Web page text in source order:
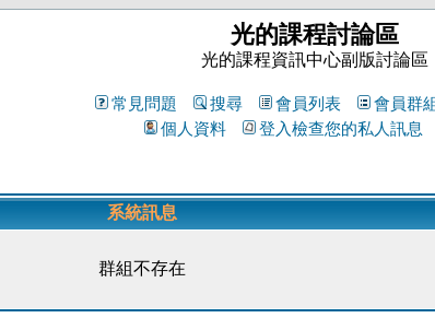
光的課程討論區
光的課程資訊中心副版討論區
常見問題 搜尋 會員列表 會員群
個人資料
登入檢查您的私人訊息
系統訊息
群組不存在